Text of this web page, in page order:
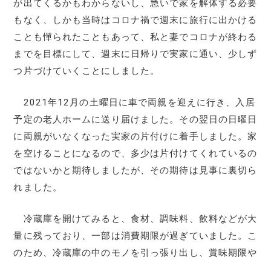
が出てくるかもわからないし、急いで家を解体する必要
もなく、しかも当時はコロナ禍で週末に旅行に出かける
ことも憚られたこともあって、私と妻でコロナが終わる
までを目標にして、週末に日帰りで実家に通い、少しず
つ片づけていくことにしました。
2021年12月の土曜日に車で両親を迎えに行き、入居
予定の老人ホームに送り届けました。その翌日の日曜日
に両親がいなくなった実家の片付けに着手しました。家
を空けることになるので、多少は片付けてくれているの
ではないかと期待しましたが、その期待は見事に裏切ら
れました。
冷蔵庫を開けてみると、食材、調味料、飲料などが大
量に残っており、一部は消費期限が過ぎていました。こ
のため、冷蔵庫の中のモノを引っ張り出し、賞味期限や